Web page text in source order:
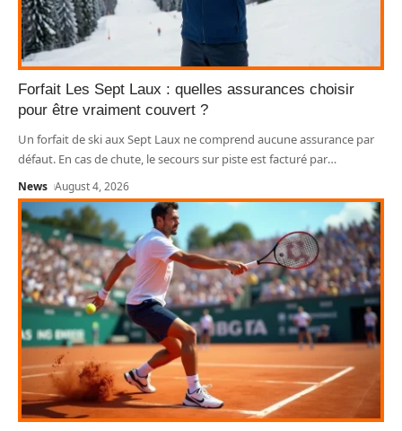
Forfait Les Sept Laux : quelles assurances choisir
pour être vraiment couvert ?
Un forfait de ski aux Sept Laux ne comprend aucune assurance par
défaut. En cas de chute, le secours sur piste est facturé par…
News August 4, 2026